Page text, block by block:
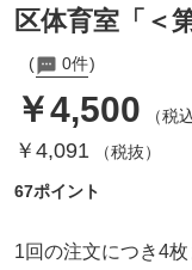
区体育室「＜
0件
￥4,500 （税
￥4,091 （税抜）
67ポイント
1回の注文につき4